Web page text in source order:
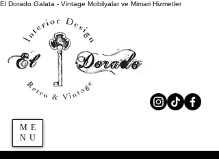
El Dorado Galata - Vintage Mobilyalar ve Mimari Hizmetler
ME
NU